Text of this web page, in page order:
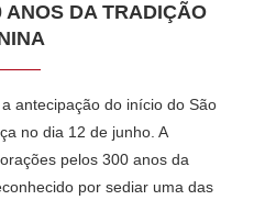
DA TRADIÇÃO
antecipação do início do São
no dia 12 de junho. A
pelos 300 anos da
por sediar uma das